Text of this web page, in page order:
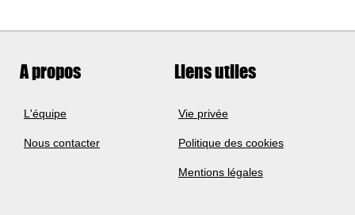
A propos
L'équipe
Nous contacter
Liens utiles
Vie privée
Politique des cookies
Mentions légales